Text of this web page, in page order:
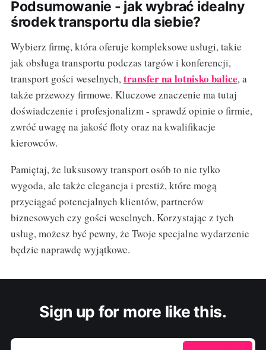
Podsumowanie - jak wybrać idealny
środek transportu dla siebie?
Wybierz firmę, która oferuje kompleksowe usługi, takie
jak obsługa transportu podczas targów i konferencji,
transport gości weselnych,transfer na lotnisko balice, a
także przewozy firmowe. Kluczowe znaczenie ma tutaj
doświadczenie i profesjonalizm - sprawdź opinie o firmie,
zwróć uwagę na jakość floty oraz na kwalifikacje
kierowców.
Pamiętaj, że luksusowy transport osób to nie tylko
wygoda, ale także elegancja i prestiż, które mogą
przyciągać potencjalnych klientów, partnerów
biznesowych czy gości weselnych. Korzystając z tych
usług, możesz być pewny, że Twoje specjalne wydarzenie
będzie naprawdę wyjątkowe.
Sign up for more like this.